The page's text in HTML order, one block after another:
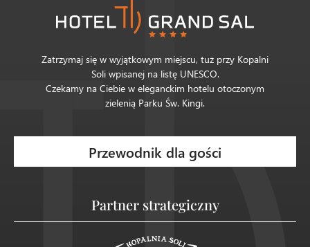
Zatrzymaj się w wyjątkowym miejscu, tuż przy Kopalni
Soli wpisanej na listę UNESCO.
Czekamy na Ciebie w eleganckim hotelu otoczonym
zielenią Parku Św. Kingi.
Przewodnik dla gości
Partner strategiczny